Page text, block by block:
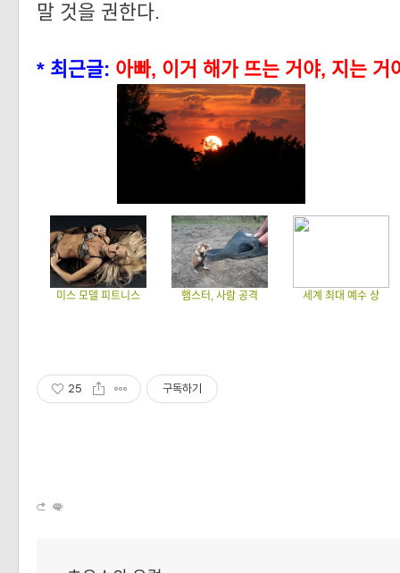
말 것을 권한다.
* 최근글: 아빠, 이거 해가 뜨는 거야, 지는 거
미스 모델 피트니스 햄스터, 사람 공격 세계 최대 예수 상
25 구독하기